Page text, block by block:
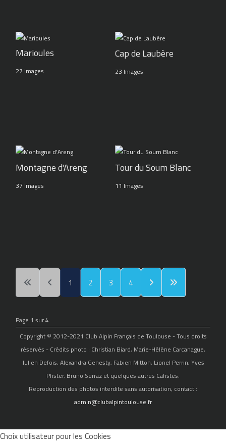
Marioules
27 Images
Cap de Laubère
23 Images
Montagne d'Areng
37 Images
Tour du Soum Blanc
11 Images
1 2 3 4
Page 1 sur 4
Copyright © 2012-2021 Club Alpin Français de Toulouse - Tous droits
réservés - Crédits photo : Christian Biard, Marie-Hélène Carcanague,
Julien Defois, Alexandra Genesty, Fabien Mitton, Lionel Perrin, Yves
Pfister, Bruno Serraz et quelques autres Cafistes.
Reproduction des photos interdite sans autorisation, contact :
admin@clubalpintoulouse.fr
Choix utilisateur pour les Cookies